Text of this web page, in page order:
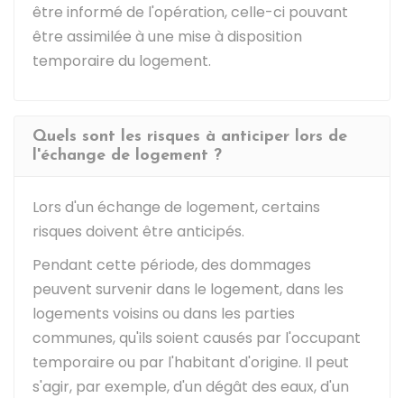
être informé de l'opération, celle-ci pouvant
être assimilée à une mise à disposition
temporaire du logement.
Quels sont les risques à anticiper lors de
l'échange de logement ?
Lors d'un échange de logement, certains
risques doivent être anticipés.
Pendant cette période, des dommages
peuvent survenir dans le logement, dans les
logements voisins ou dans les parties
communes, qu'ils soient causés par l'occupant
temporaire ou par l'habitant d'origine. Il peut
s'agir, par exemple, d'un dégât des eaux, d'un